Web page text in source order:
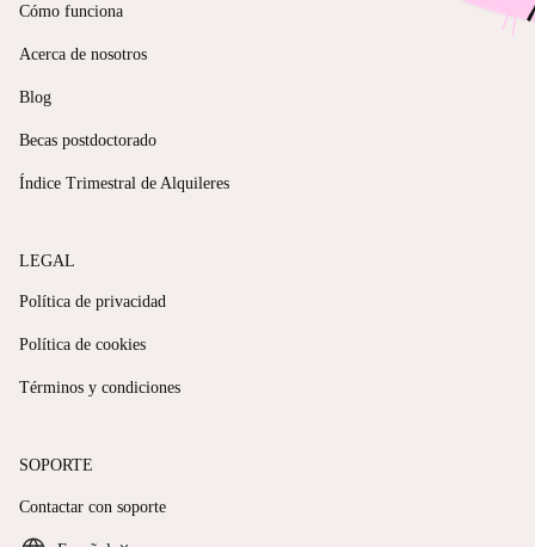
Cómo funciona
Acerca de nosotros
Blog
Becas postdoctorado
Índice Trimestral de Alquileres
LEGAL
Política de privacidad
Política de cookies
Términos y condiciones
SOPORTE
Contactar con soporte